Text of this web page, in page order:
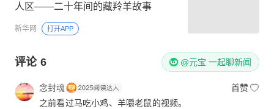
人区——二十年间的藏羚羊故事
新华网 打开APP
评论 6 @元宝 一起聊新闻
念封魂
首赞
之前看过马吃小鸡、羊嚼老鼠的视频。